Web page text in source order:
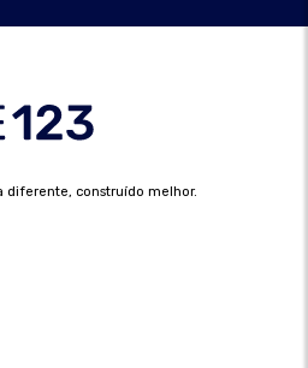
diferente, construído melhor.